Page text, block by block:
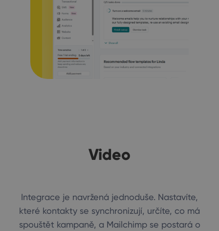
Video
Integrace je navržená jednoduše. Nastavíte,
které kontakty se synchronizují, určíte, co má
spouštět kampaně, a Mailchimp se postará o